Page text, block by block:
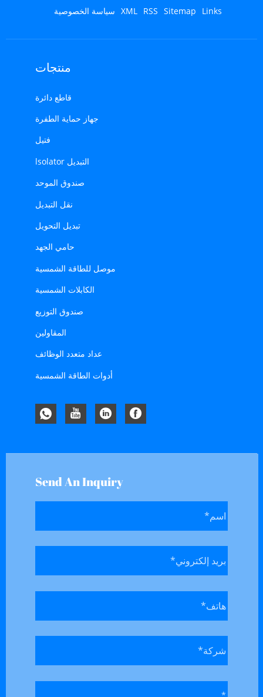
Links
Sitemap
RSS
XML سياسة الخصوصية
منتجات
قاطع دائرة
جهاز حماية الطفرة
فتيل
التبديل lsolator
صندوق الموحد
نقل التبديل
تبديل التحويل
حامي الجهد
موصل للطاقة الشمسية
الكابلات الشمسية
صندوق التوزيع
المقاولين
عداد متعدد الوظائف
أدوات الطاقة الشمسية
Send An Inquiry